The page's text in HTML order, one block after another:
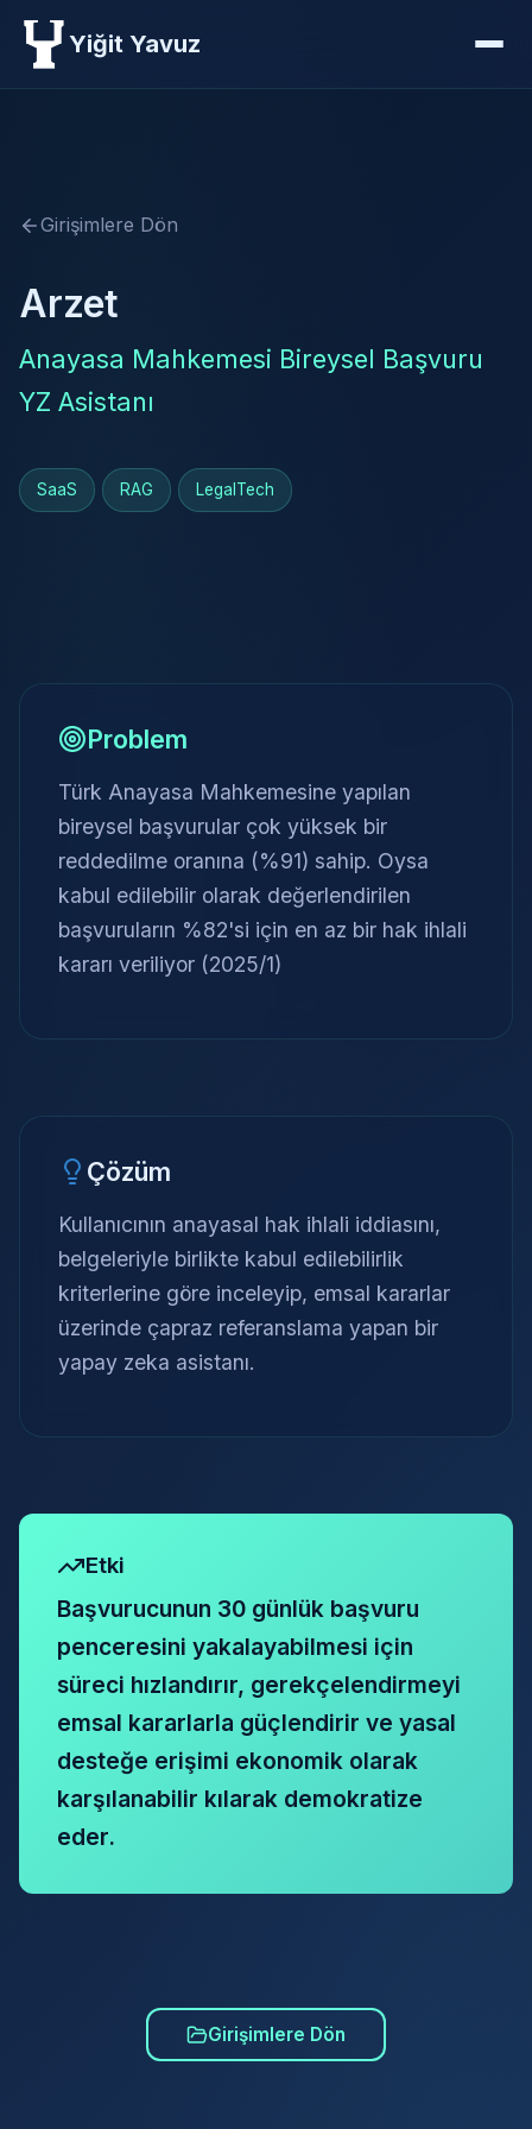
Yiğit Yavuz
Girişimlere Dön
Arzet
Anayasa Mahkemesi Bireysel Başvuru
YZ Asistanı
SaaS RAG LegalTech
Problem
Türk Anayasa Mahkemesine yapılan
bireysel başvurular çok yüksek bir
reddedilme oranına (%91) sahip. Oysa
kabul edilebilir olarak değerlendirilen
başvuruların %82'si için en az bir hak ihlali
kararı veriliyor (2025/1)
Çözüm
Kullanıcının anayasal hak ihlali iddiasını,
belgeleriyle birlikte kabul edilebilirlik
kriterlerine göre inceleyip, emsal kararlar
üzerinde çapraz referanslama yapan bir
yapay zeka asistanı.
Etki
Başvurucunun 30 günlük başvuru
penceresini yakalayabilmesi için
süreci hızlandırır, gerekçelendirmeyi
emsal kararlarla güçlendirir ve yasal
desteğe erişimi ekonomik olarak
karşılanabilir kılarak demokratize
eder.
Girişimlere Dön